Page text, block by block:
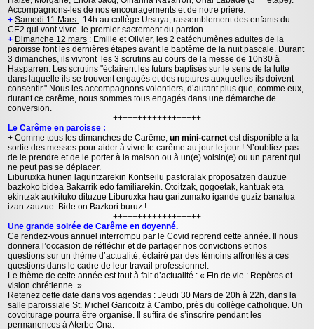
Accompagnons-les de nos encouragements et de notre prière.
+ Samedi 11 Mars : 14h au collège Ursuya, rassemblement des enfants du
CE2 qui vont vivre le premier sacrement du pardon.
+ Dimanche 12 mars : Emilie et Olivier, les 2 catéchumènes adultes de la
paroisse font les dernières étapes avant le baptême de la nuit pascale. Durant
3 dimanches, ils vivront les 3 scrutins au cours de la messe de 10h30 à
Hasparren. Les scrutins "éclairent les futurs baptisés sur le sens de la lutte
dans laquelle ils se trouvent engagés et des ruptures auxquelles ils doivent
consentir." Nous les accompagnons volontiers, d’autant plus que, comme eux,
durant ce carême, nous sommes tous engagés dans une démarche de
conversion.
++++++++++++++++++
Le Carême en paroisse :
+ Comme tous les dimanches de Carême,un mini-carnet est disponible à la
sortie des messes pour aider à vivre le carême au jour le jour ! N’oubliez pas
de le prendre et de le porter à la maison ou à un(e) voisin(e) ou un parent qui
ne peut pas se déplacer.
Liburuxka hunen laguntzarekin Kontseilu pastoralak proposatzen dauzue
bazkoko bidea Bakarrik edo familiarekin. Otoitzak, gogoetak, kantuak eta
ekintzak aurkituko dituzue Liburuxka hau garizumako igande guziz banatua
izan zauzue. Bide on Bazkori buruz !
++++++++++++++++++
Une grande soirée de Carême en doyenné.
Ce rendez-vous annuel interrompu par le Covid reprend cette année. Il nous
donnera l’occasion de réfléchir et de partager nos convictions et nos
questions sur un thème d’actualité, éclairé par des témoins affrontés à ces
questions dans le cadre de leur travail professionnel.
Le thème de cette année est tout à fait d’actualité : « Fin de vie : Repères et
vision chrétienne. »
Retenez cette date dans vos agendas : Jeudi 30 Mars de 20h à 22h, dans la
salle paroissiale St. Michel Garicoïtz à Cambo, près du collège catholique. Un
covoiturage pourra être organisé. Il suffira de s’inscrire pendant les
permanences à Aterbe Ona.